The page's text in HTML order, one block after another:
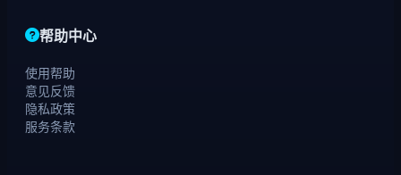
帮助中心
使用帮助
意见反馈
隐私政策
服务条款